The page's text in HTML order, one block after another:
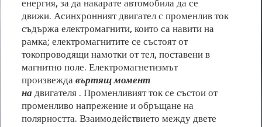
енергия, за да накарате автомобила да се
движи. Асинхронният двигател с променлив ток
съдържа електромагнити, които са навити на
рамка; електромагнитите се състоят от
токопроводящи намотки от тел, поставени в
магнитно поле. Електромагнетизмът
произвеждавъртящ момент
на двигателя . Променливият ток се състои от
променливо напрежение и обръщане на
полярността. Взаимодействието между двете